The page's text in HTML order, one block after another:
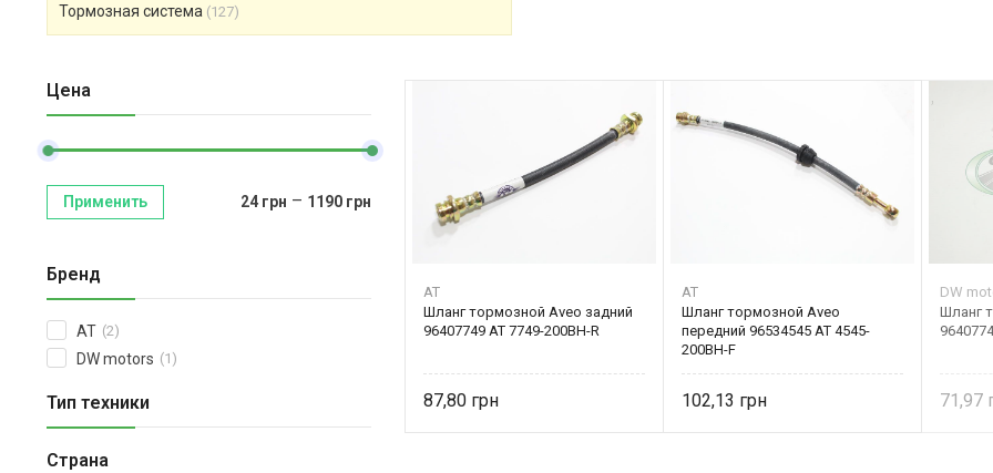
Тормозная система (127)
Цена
Применить 24грн – 1190грн
Бренд
AT (2)
DW motors (1)
Тип техники
Страна
AT
Шланг тормозной Aveo задний
96407749 AT 7749-200BH-R
87,80
AT
Шланг тормозной Aveo
передний 96534545 AT 4545-
200BH-F
102,13
DW
Шланг
71,97